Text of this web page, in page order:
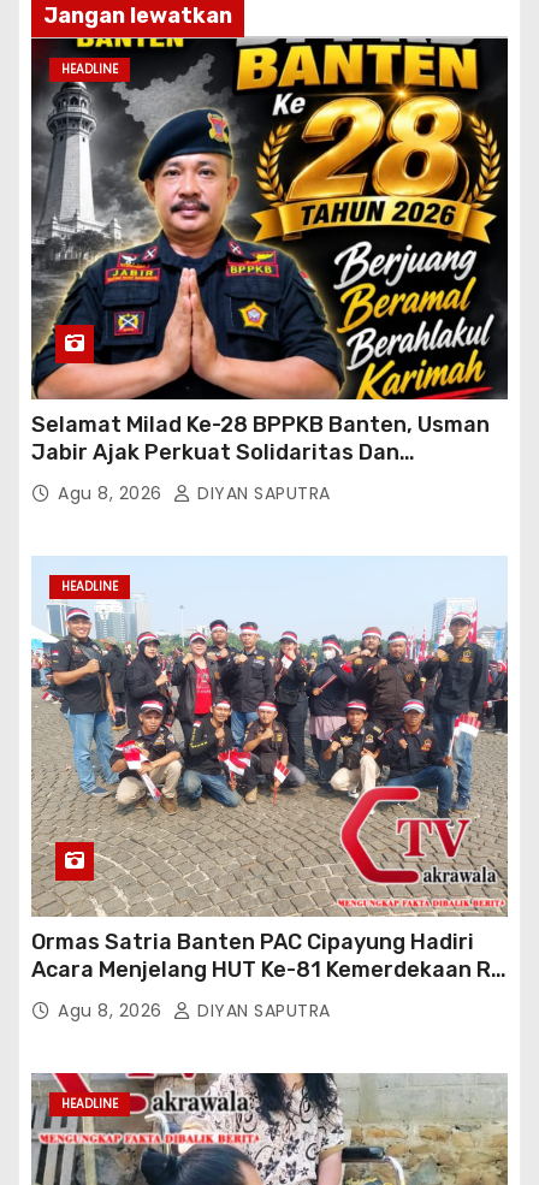
Jangan lewatkan
HEADLINE
Selamat Milad Ke-28 BPPKB Banten, Usman
Jabir Ajak Perkuat Solidaritas Dan
Kebersamaan
Agu 8, 2026 DIYAN SAPUTRA
HEADLINE
Ormas Satria Banten PAC Cipayung Hadiri
Acara Menjelang HUT Ke-81 Kemerdekaan RI
Di Silang Monas
Agu 8, 2026 DIYAN SAPUTRA
HEADLINE